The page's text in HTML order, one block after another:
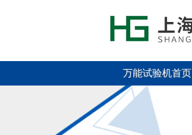
万能试验机首页